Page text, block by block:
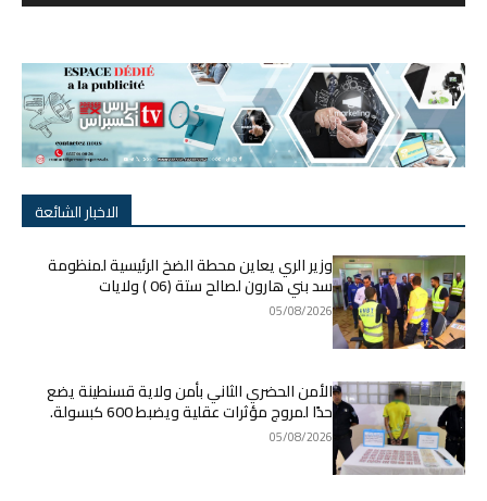
الاخبار الشائعة
وزير الري يعاين محطة الضخ الرئيسية لمنظومة
سد بني هارون لصالح ستة (06 ) ولايات
05/08/2026
الأمن الحضري الثاني بأمن ولاية قسنطينة يضع
حدًا لمروج مؤثرات عقلية ويضبط 600 كبسولة.
05/08/2026